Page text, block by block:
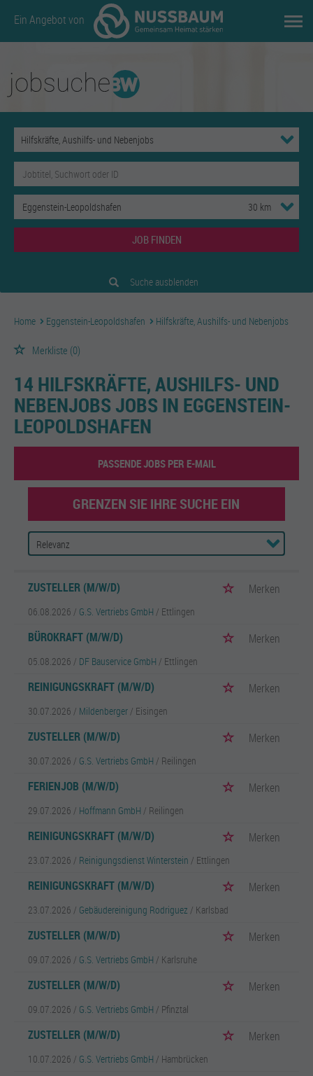
Ein Angebot von
JOB FINDEN
Suche ausblenden
Home Eggenstein-Leopoldshafen Hilfskräfte, Aushilfs- und Nebenjobs
Merkliste (0)
14 HILFSKRÄFTE, AUSHILFS- UND
NEBENJOBS JOBS IN EGGENSTEIN-
LEOPOLDSHAFEN
PASSENDE JOBS PER E-MAIL
GRENZEN SIE IHRE SUCHE EIN
ZUSTELLER (M/W/D) Merken
06.08.2026 / G.S. Vertriebs GmbH / Ettlingen
BÜROKRAFT (M/W/D) Merken
05.08.2026 / DF Bauservice GmbH / Ettlingen
REINIGUNGSKRAFT (M/W/D) Merken
30.07.2026 / Mildenberger / Eisingen
ZUSTELLER (M/W/D) Merken
30.07.2026 / G.S. Vertriebs GmbH / Reilingen
FERIENJOB (M/W/D) Merken
29.07.2026 / Hoffmann GmbH / Reilingen
REINIGUNGSKRAFT (M/W/D) Merken
23.07.2026 / Reinigungsdienst Winterstein / Ettlingen
REINIGUNGSKRAFT (M/W/D) Merken
23.07.2026 / Gebäudereinigung Rodriguez / Karlsbad
ZUSTELLER (M/W/D) Merken
09.07.2026 / G.S. Vertriebs GmbH / Karlsruhe
ZUSTELLER (M/W/D) Merken
09.07.2026 / G.S. Vertriebs GmbH / Pfinztal
ZUSTELLER (M/W/D) Merken
10.07.2026 / G.S. Vertriebs GmbH / Hambrücken